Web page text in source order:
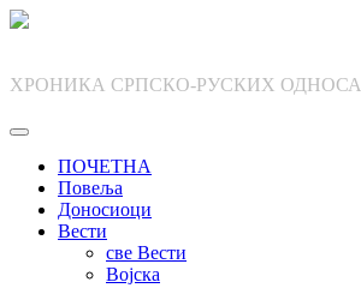
Skip
ХРОНИКА СРПСКО-РУСКИХ ОДНОСА
ПОЧЕТНА
Повеља
Доносиоци
Вести
све Вести
Војска